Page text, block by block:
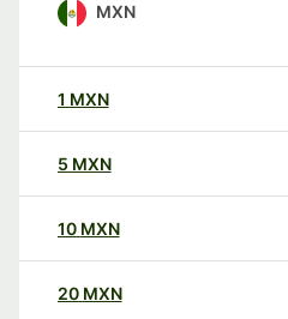
MXN
1 MXN
5 MXN
10 MXN
20 MXN